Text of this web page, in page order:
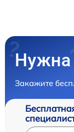
Нужна
Закажите